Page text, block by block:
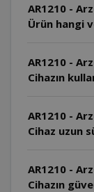
AR1210 -
Ürün hangi
AR1210 -
Cihazın
AR1210 -
Cihaz uzun
AR1210 -
Cihazın